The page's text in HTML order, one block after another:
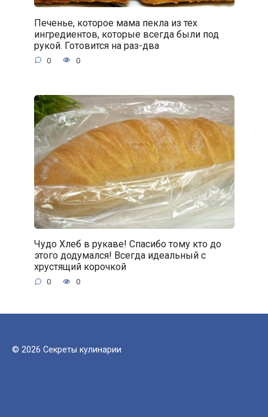
Печенье, которое мама пекла из тех
ингредиентов, которые всегда были под
рукой. Готовится на раз-два
0 0
Чудо Хлеб в рукаве! Спасибо тому кто до
этого додумался! Всегда идеальный с
хрустящий корочкой
0 0
© 2026 Секреты кулинарии